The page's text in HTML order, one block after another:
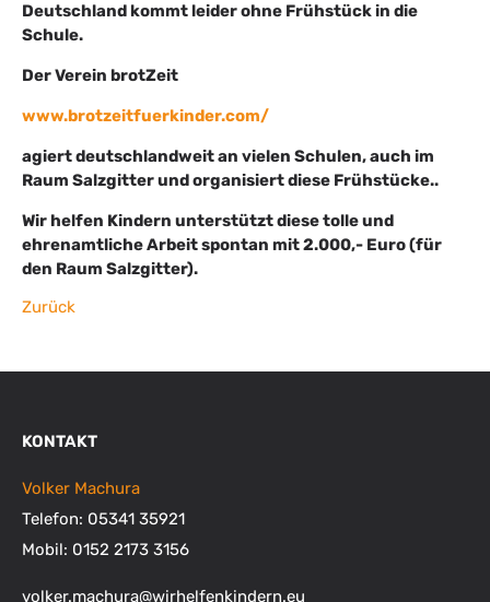
Deutschland kommt leider ohne Frühstück in die
Schule.
Der Verein brotZeit
www.brotzeitfuerkinder.com/
agiert deutschlandweit an vielen Schulen, auch im
Raum Salzgitter und organisiert diese Frühstücke..
Wir helfen Kindern unterstützt diese tolle und
ehrenamtliche Arbeit spontan mit 2.000,- Euro (für
den Raum Salzgitter).
Zurück
KONTAKT
Volker Machura
Telefon: 05341 35921
Mobil: 0152 2173 3156
volker.machura@wirhelfenkindern.eu